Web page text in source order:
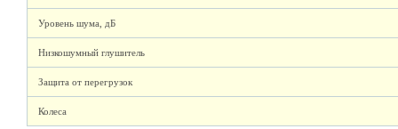
Уровень шума, дБ
Низкошумный глушитель
Защита от перегрузок
Колеса